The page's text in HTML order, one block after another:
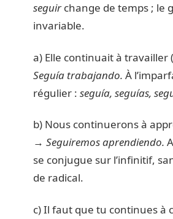
seguirchange de temps ; le
invariable.
a) Elle continuait à
Seguía trabajando. À
régulier : seguía, seguías,
b) Nous continuerons à
→ Seguiremos aprendiendo.
se conjugue sur l’infinitif,
de radical.
c) Il faut que tu continues à